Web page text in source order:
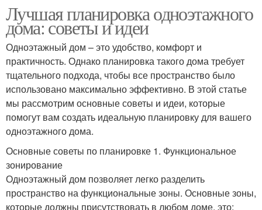
Лучшая планировка одноэтажного
дома: советы и идеи
Одноэтажный дом – это удобство, комфорт и
практичность. Однако планировка такого дома требует
тщательного подхода, чтобы все пространство было
использовано максимально эффективно. В этой статье
мы рассмотрим основные советы и идеи, которые
помогут вам создать идеальную планировку для вашего
одноэтажного дома.
Основные советы по планировке 1. Функциональное
зонирование
Одноэтажный дом позволяет легко разделить
пространство на функциональные зоны. Основные зоны,
которые должны присутствовать в любом доме, это: